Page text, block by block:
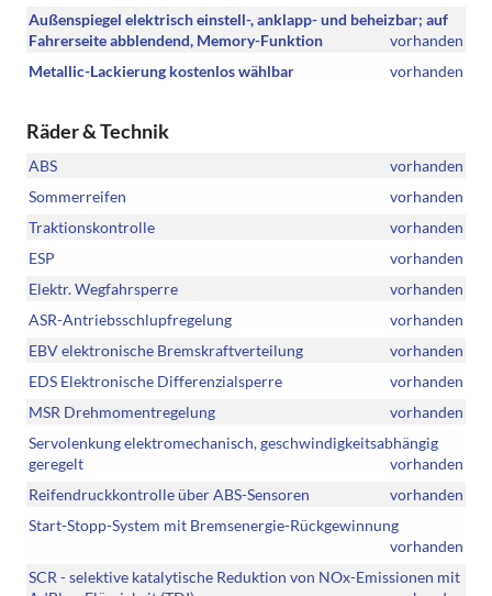
Außenspiegel elektrisch einstell-, anklapp- und beheizbar; auf
Fahrerseite abblendend, Memory-Funktion
vorhanden
Metallic-Lackierung kostenlos wählbar
vorhanden
Räder & Technik
ABS
vorhanden
Sommerreifen
vorhanden
Traktionskontrolle
vorhanden
ESP
vorhanden
Elektr. Wegfahrsperre
vorhanden
ASR-Antriebsschlupfregelung
vorhanden
EBV elektronische Bremskraftverteilung
vorhanden
EDS Elektronische Differenzialsperre
vorhanden
MSR Drehmomentregelung
vorhanden
Servolenkung elektromechanisch, geschwindigkeitsabhängig
geregelt
vorhanden
Reifendruckkontrolle über ABS-Sensoren
vorhanden
Start-Stopp-System mit Bremsenergie-Rückgewinnung
vorhanden
SCR - selektive katalytische Reduktion von NOx-Emissionen mit